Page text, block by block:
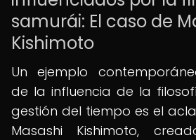
samurái: El caso de
Kishimoto
Un ejemplo
de la influencia de la
gestión del tiempo es el
Masashi Kishimoto,